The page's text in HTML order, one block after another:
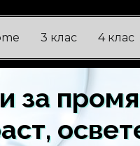
3 клас 4 клас
за